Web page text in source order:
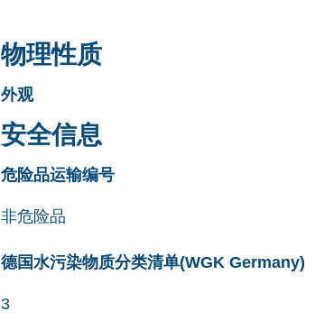
物理性质
外观
安全信息
危险品运输编号
非危险品
德国水污染物质分类清单(WGK Germany)
3